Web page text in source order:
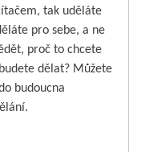
tak uděláte
pro sebe, a ne
proč to chcete
dělat? Můžete
budoucna